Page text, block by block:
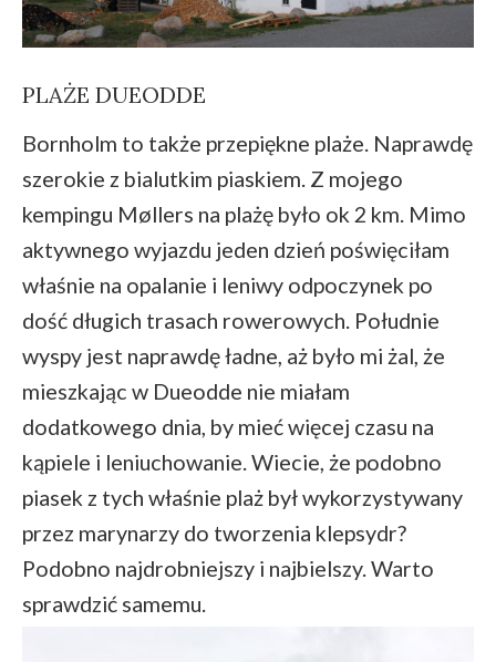
PLAŻE DUEODDE
Bornholm to także przepiękne plaże. Naprawdę
szerokie z bialutkim piaskiem. Z mojego
kempingu Møllers na plażę było ok 2 km. Mimo
aktywnego wyjazdu jeden dzień poświęciłam
właśnie na opalanie i leniwy odpoczynek po
dość długich trasach rowerowych. Południe
wyspy jest naprawdę ładne, aż było mi żal, że
mieszkając w Dueodde nie miałam
dodatkowego dnia, by mieć więcej czasu na
kąpiele i leniuchowanie. Wiecie, że podobno
piasek z tych właśnie plaż był wykorzystywany
przez marynarzy do tworzenia klepsydr?
Podobno najdrobniejszy i najbielszy. Warto
sprawdzić samemu.